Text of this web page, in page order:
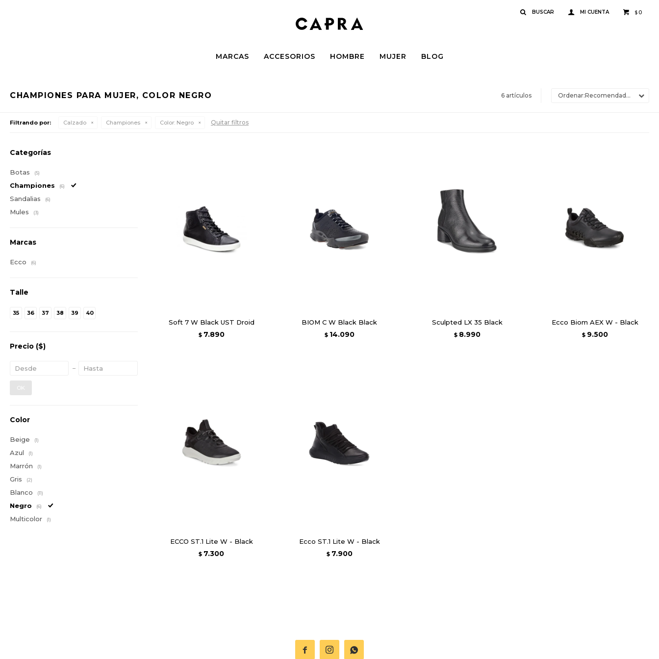
MARCAS ACCESORIOS HOMBRE MUJER BLOG
$ 0
CHAMPIONES PARA MUJER, COLOR NEGRO 6 artículos Recomendados
Filtrando por: Calzado Championes Color: Negro Quitar filtros
Soft 7 W Black UST Droid
$ 7.890
BIOM C W Black Black
$ 14.090
Sculpted LX 35 Black
$ 8.990
Ecco Biom AEX W - Black
$ 9.500
ECCO ST.1 Lite W - Black
$ 7.300
Ecco ST.1 Lite W - Black
$ 7.900
Categorías
Botas (5)
Championes (6)
Sandalias (6)
Mules (3)
Marcas
Ecco (6)
Talle
35 36 37 38 39 40
Precio ($)
OK
Color
Beige (1)
Azul (1)
Marrón (1)
Gris (2)
Blanco (11)
Negro (6)
Multicolor (1)
  